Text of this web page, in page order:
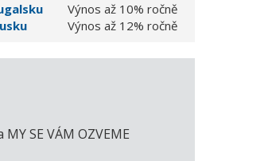
Výnos až 10% ročně
Výnos až 12% ročně
SE VÁM OZVEME